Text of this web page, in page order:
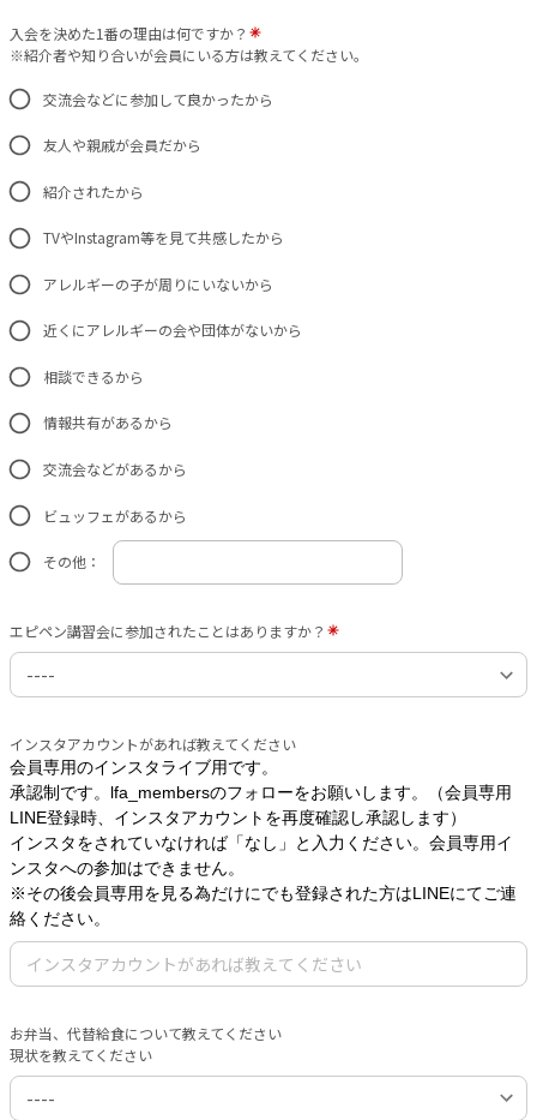
入会を決めた1番の理由は何ですか？
※紹介者や知り合いが会員にいる方は教えてください。
交流会などに参加して良かったから
友人や親戚が会員だから
紹介されたから
TVやInstagram等を見て共感したから
アレルギーの子が周りにいないから
近くにアレルギーの会や団体がないから
相談できるから
情報共有があるから
交流会などがあるから
ビュッフェがあるから
その他：
エピペン講習会に参加されたことはありますか？
インスタアカウントがあれば教えてください
会員専用のインスタライブ用です。
承認制です。lfa_membersのフォローをお願いします。（会員専用
LINE登録時、インスタアカウントを再度確認し承認します）
インスタをされていなければ「なし」と入力ください。会員専用イ
ンスタへの参加はできません。
※その後会員専用を見る為だけにでも登録された方はLINEにてご連
絡ください。
お弁当、代替給食について教えてください
現状を教えてください